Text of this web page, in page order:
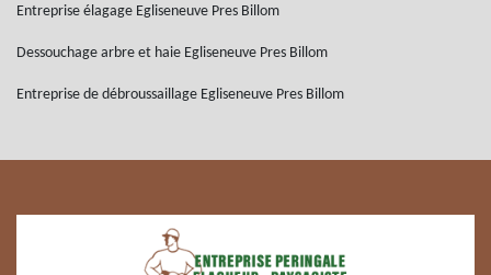
Entreprise élagage Egliseneuve Pres Billom
Dessouchage arbre et haie Egliseneuve Pres Billom
Entreprise de débroussaillage Egliseneuve Pres Billom